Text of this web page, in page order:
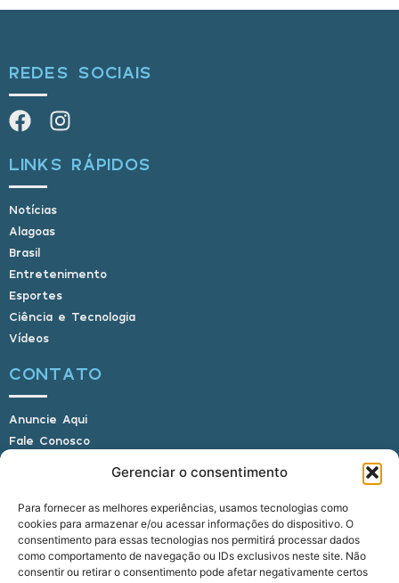
Gerenciar o consentimento
Para fornecer as melhores experiências, usamos tecnologias como
cookies para armazenar e/ou acessar informações do dispositivo. O
consentimento para essas tecnologias nos permitirá processar dados
como comportamento de navegação ou IDs exclusivos neste site. Não
consentir ou retirar o consentimento pode afetar negativamente certos
REDES SOCIAIS
LINKS RÁPIDOS
Notícias
Alagoas
Brasil
Entretenimento
Esportes
Ciência e Tecnologia
Vídeos
CONTATO
Anuncie Aqui
Fale Conosco
E-mail: alagoasbrasilnoticias@gmail.com
Telefone: (82) 9 9691-0391 (Whatsapp)
Responsável Técnico: Crysthyan Carlos